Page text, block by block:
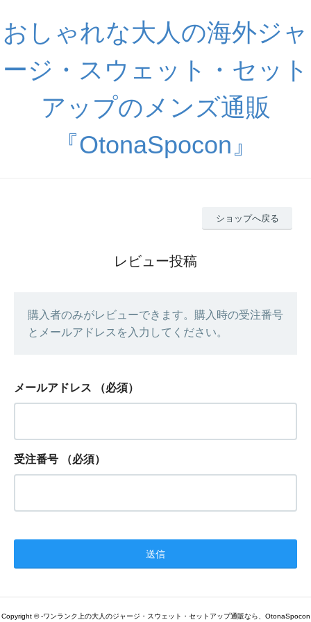
おしゃれな大人の海外ジャ
ージ・スウェット・セット
アップのメンズ通販
『OtonaSpocon』
ショップへ戻る
レビュー投稿
購入者のみがレビューできます。購入時の受注番号
とメールアドレスを入力してください。
メールアドレス （必須）
受注番号 （必須）
Copyright © -ワンランク上の大人のジャージ・スウェット・セットアップ通販なら、OtonaSpocon